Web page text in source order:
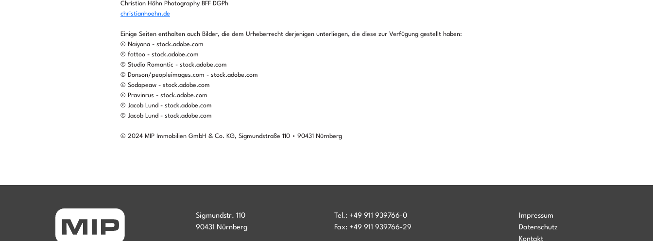
Christian Höhn Photography BFF DGPh
christianhoehn.de
Einige Seiten enthalten auch Bilder, die dem Urheberrecht derjenigen unterliegen, die diese zur Verfügung gestellt haben:
© Naiyana - stock.adobe.com
© fottoo - stock.adobe.com
© Studio Romantic - stock.adobe.com
© Donson/peopleimages.com - stock.adobe.com
© Sodapeaw - stock.adobe.com
© Pravinrus - stock.adobe.com
© Jacob Lund - stock.adobe.com
© Jacob Lund - stock.adobe.com
© 2024 MIP Immobilien GmbH & Co. KG, Sigmundstraße 110 • 90431 Nürnberg
Sigmundstr. 110
90431 Nürnberg
Tel.: +49 911 939766-0
Fax: +49 911 939766-29
Impressum
Datenschutz
Kontakt